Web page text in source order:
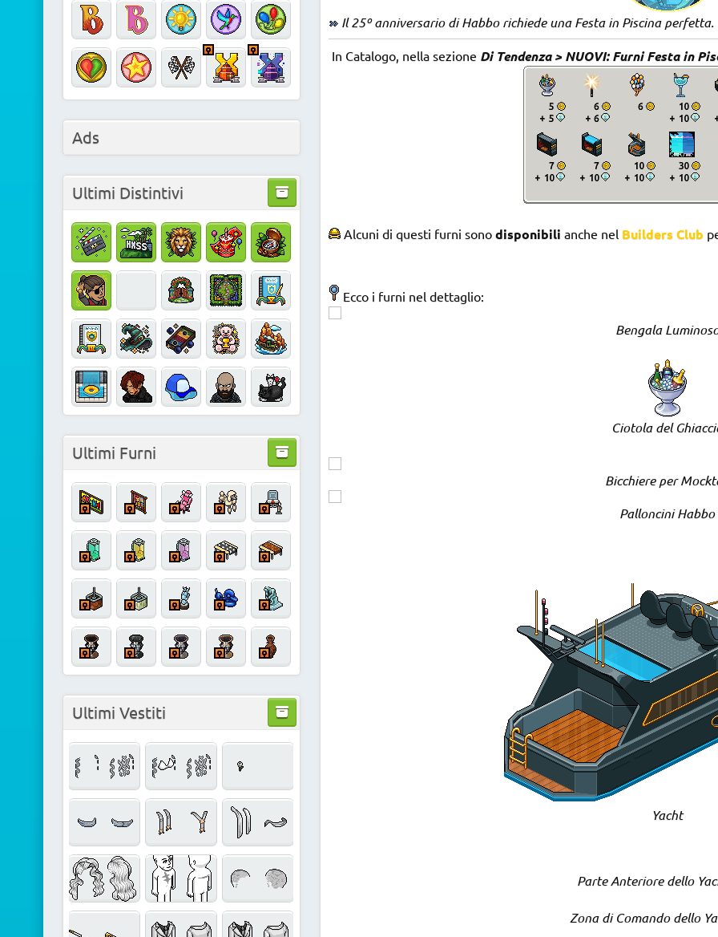
Il 25º anniversario di Habbo richiede una Festa in Piscina
In Catalogo, nella sezione Di Tendenza > NUOVI: Furni Festa in
Alcuni di questi furni sono disponibili anche nel Builders Club
Ecco i furni nel dettaglio:
Bengala
Ciotola del
Bicchiere per
Palloncini Habbo
Yacht
Parte Anteriore dello
Zona di Comando dello
Ads
Ultimi Distintivi
Ultimi Furni
Ultimi Vestiti